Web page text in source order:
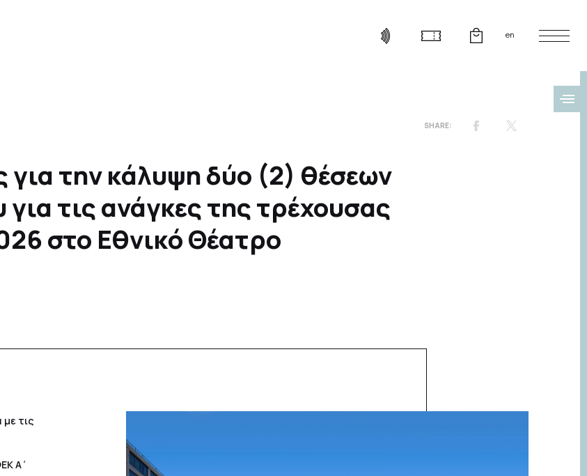
en
την κάλυψη δύο (2) θέσεων
τις ανάγκες της τρέχουσας
στο Εθνικό Θέατρο
τις
Α΄